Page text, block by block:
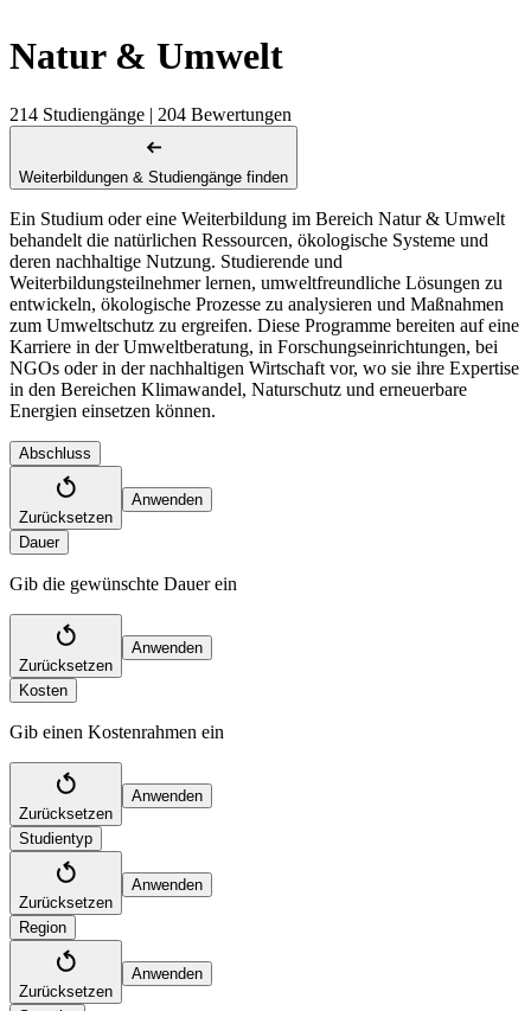
Natur & Umwelt
214 Studiengänge | 204 Bewertungen
Weiterbildungen & Studiengänge finden
Ein Studium oder eine Weiterbildung im Bereich Natur & Umwelt
behandelt die natürlichen Ressourcen, ökologische Systeme und
deren nachhaltige Nutzung. Studierende und
Weiterbildungsteilnehmer lernen, umweltfreundliche Lösungen zu
entwickeln, ökologische Prozesse zu analysieren und Maßnahmen
zum Umweltschutz zu ergreifen. Diese Programme bereiten auf eine
Karriere in der Umweltberatung, in Forschungseinrichtungen, bei
NGOs oder in der nachhaltigen Wirtschaft vor, wo sie ihre Expertise
in den Bereichen Klimawandel, Naturschutz und erneuerbare
Energien einsetzen können.
Abschluss
Zurücksetzen
Anwenden
Dauer
Gib die gewünschte Dauer ein
Zurücksetzen
Anwenden
Kosten
Gib einen Kostenrahmen ein
Zurücksetzen
Anwenden
Studientyp
Zurücksetzen
Anwenden
Region
Zurücksetzen
Anwenden